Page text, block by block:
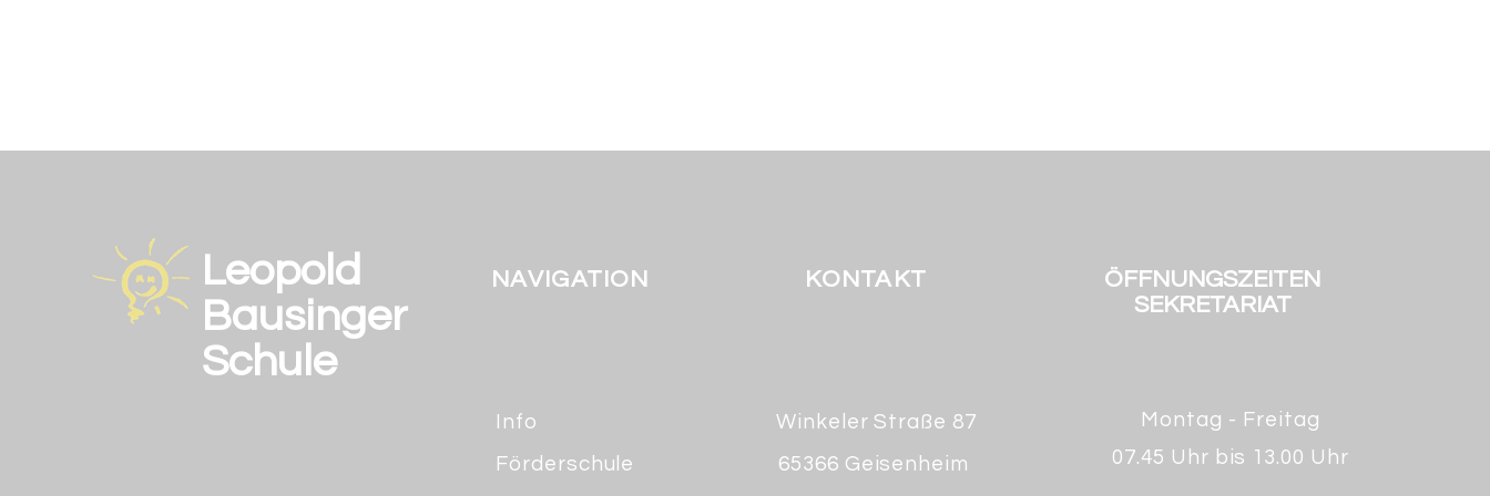
NAVIGATION KONTAKT
ÖFFNUNGSZEITEN
SEKRETARIAT
Info
Förderschule
Winkeler Straße 87
65366 Geisenheim
Montag - Freitag
07.45 Uhr bis 13.00 Uhr
Leopold
Bausinger
Schule